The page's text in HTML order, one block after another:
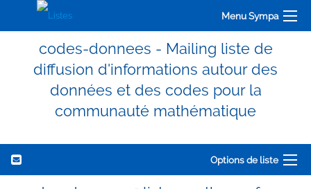
Menu Sympa
codes-donnees - Mailing liste de
diffusion d'informations autour des
données et des codes pour la
communauté mathématique
Options de liste